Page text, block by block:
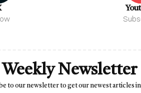
Weekly Newsletter
to our newsletter to get our newest articles